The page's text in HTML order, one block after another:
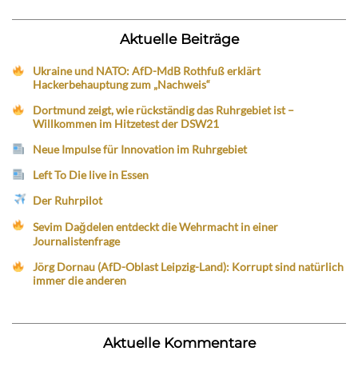
Aktuelle Beiträge
Ukraine und NATO: AfD-MdB Rothfuß erklärt
Hackerbehauptung zum „Nachweis“
Dortmund zeigt, wie rückständig das Ruhrgebiet ist –
Willkommen im Hitzetest der DSW21
Neue Impulse für Innovation im Ruhrgebiet
Left To Die live in Essen
Der Ruhrpilot
Sevim Dağdelen entdeckt die Wehrmacht in einer
Journalistenfrage
Jörg Dornau (AfD-Oblast Leipzig-Land): Korrupt sind natürlich
immer die anderen
Aktuelle Kommentare